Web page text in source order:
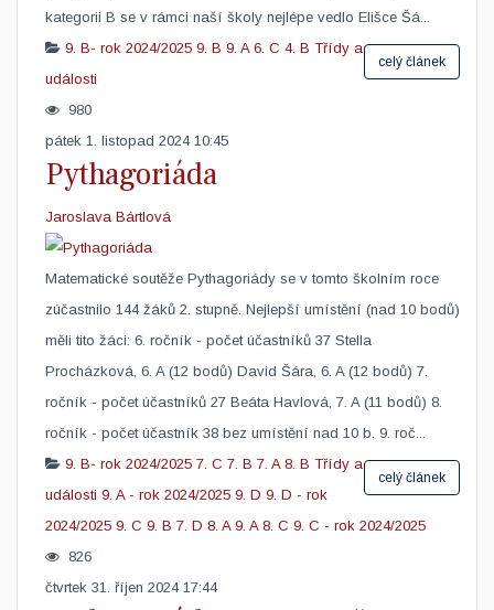
kategorii B se v rámci naší školy nejlépe vedlo Elišce Šá...
celý článek
9. B- rok 2024/2025 9. B 9. A 6. C 4. B Třídy a
události
980
pátek 1. listopad 2024 10:45
Pythagoriáda
Jaroslava Bártlová
​Matematické soutěže Pythagoriády se v tomto školním roce
zúčastnilo 144 žáků 2. stupně. Nejlepší umístění (nad 10 bodů)
měli tito žáci: 6. ročník - počet účastníků 37 Stella
Procházková, 6. A (12 bodů) David Šára, 6. A (12 bodů) 7.
ročník - počet účastníků 27 Beáta Havlová, 7. A (11 bodů) 8.
ročník - počet účastník 38 bez umístění nad 10 b. 9. roč...
celý článek
9. B- rok 2024/2025 7. C 7. B 7. A 8. B Třídy a
události 9. A - rok 2024/2025 9. D 9. D - rok
2024/2025 9. C 9. B 7. D 8. A 9. A 8. C 9. C - rok 2024/2025
826
čtvrtek 31. říjen 2024 17:44